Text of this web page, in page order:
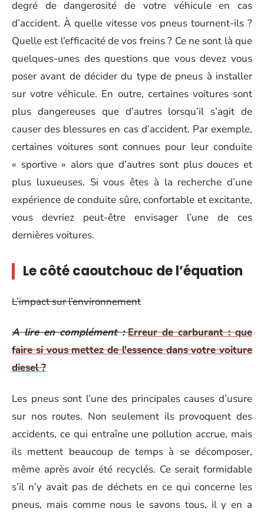
degré de dangerosité de votre véhicule en cas
d’accident. À quelle vitesse vos pneus tournent-ils ?
Quelle est l’efficacité de vos freins ? Ce ne sont là que
quelques-unes des questions que vous devez vous
poser avant de décider du type de pneus à installer
sur votre véhicule. En outre, certaines voitures sont
plus dangereuses que d’autres lorsqu’il s’agit de
causer des blessures en cas d’accident. Par exemple,
certaines voitures sont connues pour leur conduite
« sportive » alors que d’autres sont plus douces et
plus luxueuses. Si vous êtes à la recherche d’une
expérience de conduite sûre, confortable et excitante,
vous devriez peut-être envisager l’une de ces
dernières voitures.
Le côté caoutchouc de l’équation
L’impact sur l’environnement
A lire en complément : Erreur de carburant : que
faire si vous mettez de l'essence dans votre voiture
diesel ?
Les pneus sont l’une des principales causes d’usure
sur nos routes. Non seulement ils provoquent des
accidents, ce qui entraîne une pollution accrue, mais
ils mettent beaucoup de temps à se décomposer,
même après avoir été recyclés. Ce serait formidable
s’il n’y avait pas de déchets en ce qui concerne les
pneus, mais comme nous le savons tous, il y en a